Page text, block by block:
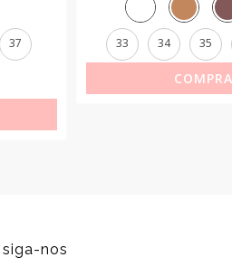
through
37 33 34 35
siga-nos